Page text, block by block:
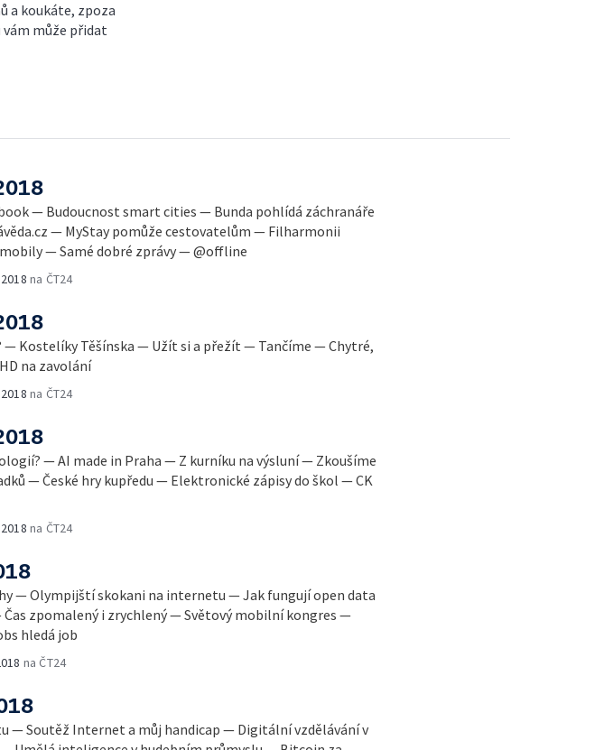
a koukáte, zpoza
může přidat
— Budoucnost smart cities — Bunda pohlídá záchranáře
— MyStay pomůže cestovatelům — Filharmonii
— Samé dobré zprávy — @offline
na ČT24
— Kostelíky Těšínska — Užít si a přežít — Tančíme — Chytré,
na zavolání
na ČT24
— AI made in Praha — Z kurníku na výsluní — Zkoušíme
— České hry kupředu — Elektronické zápisy do škol — CK
na ČT24
— Olympijští skokani na internetu — Jak fungují open data
Čas zpomalený i zrychlený — Světový mobilní kongres —
hledá job
na ČT24
— Soutěž Internet a můj handicap — Digitální vzdělávání v